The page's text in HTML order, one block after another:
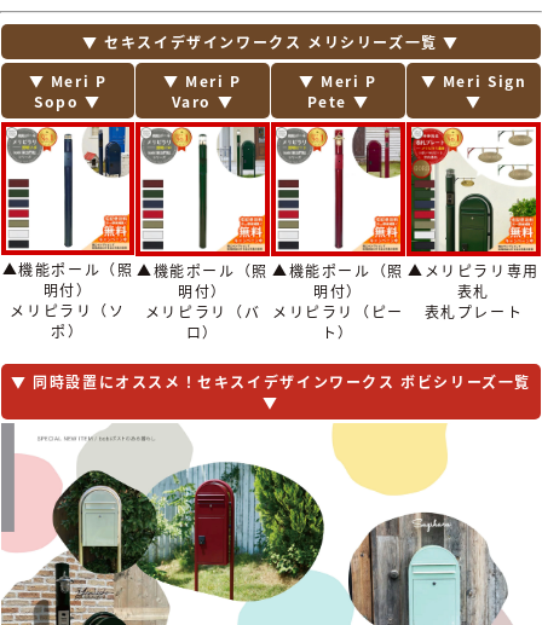
ビラウンド）・メリピラリ・Moominbobi（ム
ーミンボビ）・オスロ・ノボックス・ティンブ
ク・ボン・キョウト・シェルプール・トウキョ
ウ・ベガス・ディープノブロック・マックスノ
ブロック・メンフィス・ビバリー・ダニング・
エリカデザインライン・フラボックス・レター
ボックスマン
【パナソニック エクステリア】
サインポスト・小包ポスト パケモ-UF・フェイ
サス-NFR・フェイサス-FF・フェイサス-VL・
フェイサス-int・ユニサス・ユーロバッグ・BM
型・EM型・KC型・BS型・クリアス-FF・テセ
ラフレーム・アーキフレーム・コンボ・コンボ
【四国化成】
アルメール WF型・DA型・DF型・DUAL型・
KH型・KF型
▼ セキスイデザインワークス メリシリーズ一覧 ▼
▼ Meri P
Sopo ▼
▲機能ポール（照
明付）
メリピラリ（ソ
ポ）
▼ Meri P
Varo ▼
▲機能ポール（照
明付）
メリピラリ（バ
ロ）
▼ Meri P
Pete ▼
▲機能ポール（照
明付）
メリピラリ（ピー
ト）
▼ Meri Sign
▼
▲メリピラリ専用
表札
表札プレート
▼ 同時設置にオススメ！セキスイデザインワークス ボビシリーズ一覧
▼